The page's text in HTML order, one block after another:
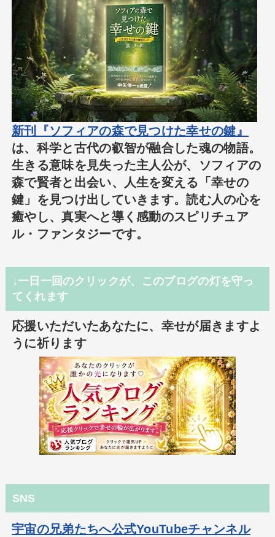
新刊『ソフィアの森で見つけた幸せの鍵』
は、科学と古代の叡智が融合した魂の物語。
生きる意味を見失った主人公が、ソフィアの
森で賢者と出会い、人生を変える「幸せの
鍵」を見つけ出していきます。読む人の心を
癒やし、真実へと導く感動のスピリチュア
ル・ファンタジーです。
↓一日一回のクリックが、このブログの灯を守っ
てくれます
応援いただいたあなたに、幸せが届きますよ
うに祈ります
SNS
宇宙の兄弟たちへ公式YouTubeチャンネル